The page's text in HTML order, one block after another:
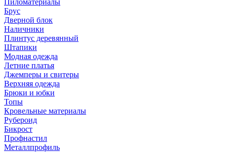
Пиломатериалы
Брус
Дверной блок
Наличники
Плинтус деревянный
Штапики
Модная одежда
Летние платья
Джемперы и свитеры
Верхняя одежда
Брюки и юбки
Топы
Кровельные материалы
Рубероид
Бикрост
Профнастил
Металлпрофиль